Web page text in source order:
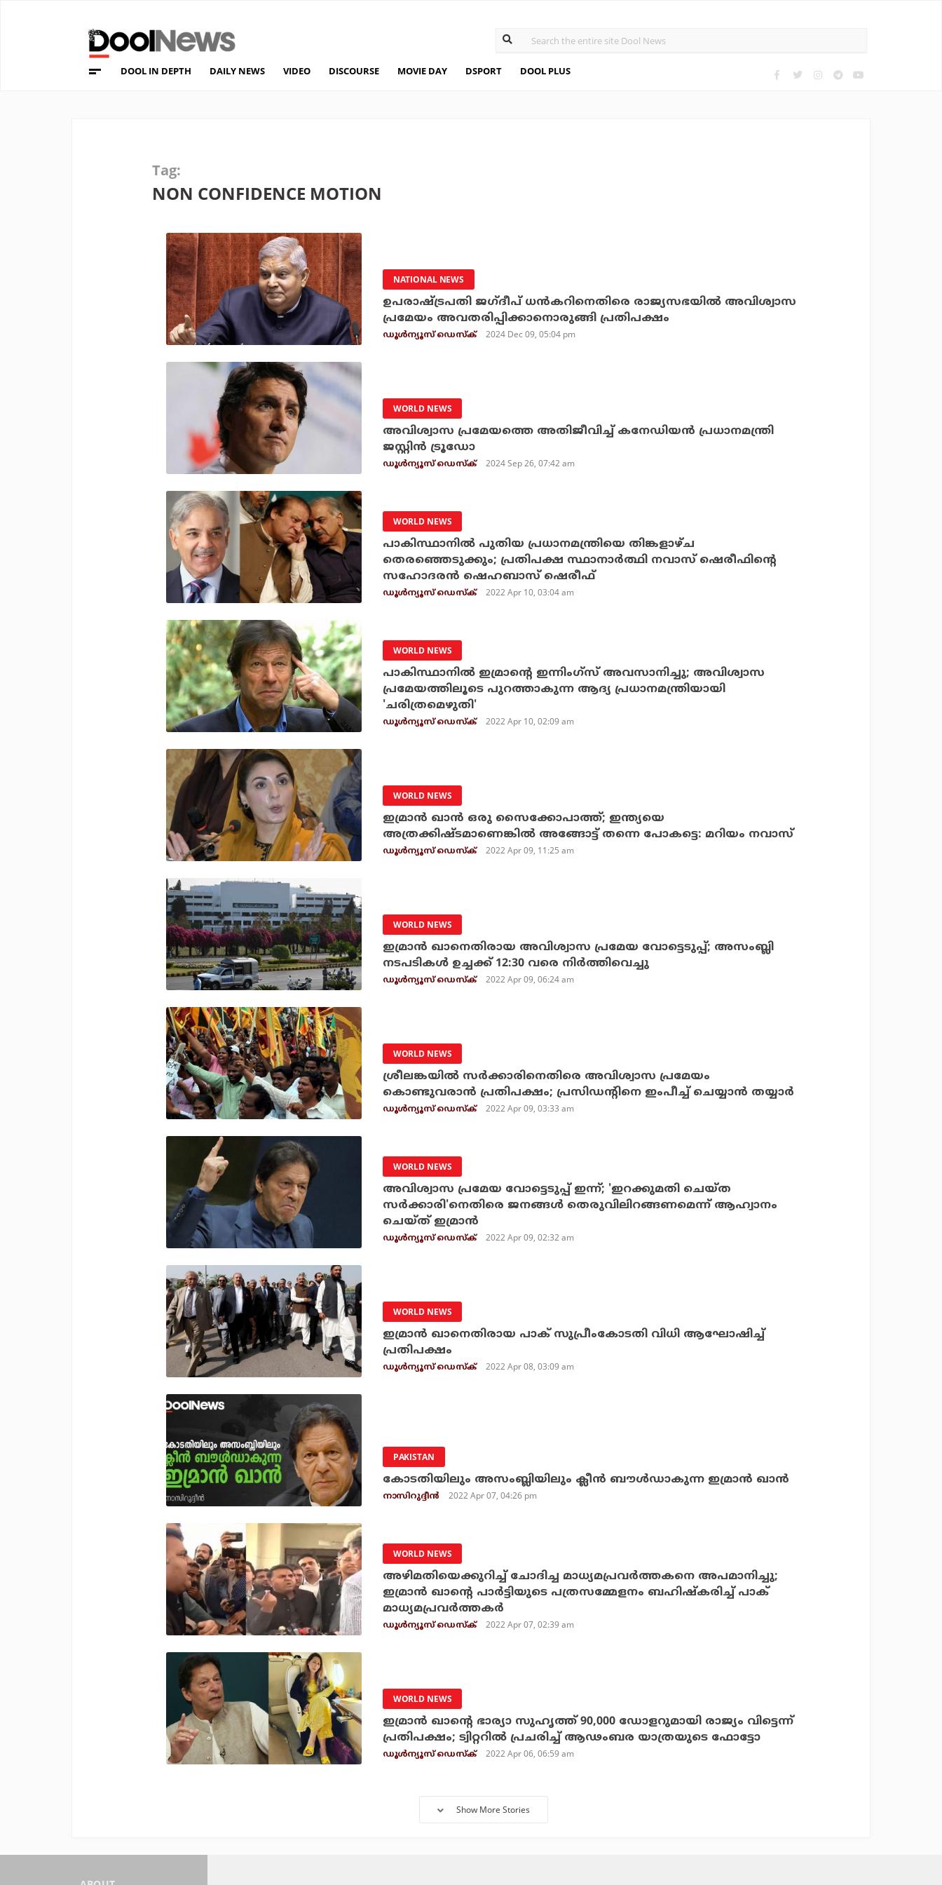
DOOL IN DEPTH DAILY NEWS VIDEO DISCOURSE MOVIE DAY DSPORT DOOL PLUS
Tag:
NON CONFIDENCE MOTION
NATIONAL NEWS
ഉപരാഷ്ട്രപതി ജഗ്ദീപ് ധന്‍കറിനെതിരെ രാജ്യസഭയില്‍ അവിശ്വാസ
പ്രമേയം അവതരിപ്പിക്കാനൊരുങ്ങി പ്രതിപക്ഷം
ഡൂള്‍ന്യൂസ് ഡെസ്‌ക് 2024 Dec 09, 05:04 pm
WORLD NEWS
അവിശ്വാസ പ്രമേയത്തെ അതിജീവിച്ച് കനേഡിയന്‍ പ്രധാനമന്ത്രി
ജസ്റ്റിന്‍ ട്രൂഡോ
ഡൂള്‍ന്യൂസ് ഡെസ്‌ക് 2024 Sep 26, 07:42 am
WORLD NEWS
പാകിസ്ഥാനില്‍ പുതിയ പ്രധാനമന്ത്രിയെ തിങ്കളാഴ്ച
തെരഞ്ഞെടുക്കും; പ്രതിപക്ഷ സ്ഥാനാര്‍ത്ഥി നവാസ് ഷെരീഫിന്റെ
സഹോദരന്‍ ഷെഹബാസ് ഷെരീഫ്
ഡൂള്‍ന്യൂസ് ഡെസ്‌ക് 2022 Apr 10, 03:04 am
WORLD NEWS
പാകിസ്ഥാനില്‍ ഇമ്രാന്റെ ഇന്നിംഗ്‌സ് അവസാനിച്ചു; അവിശ്വാസ
പ്രമേയത്തിലൂടെ പുറത്താകുന്ന ആദ്യ പ്രധാനമന്ത്രിയായി
'ചരിത്രമെഴുതി'
ഡൂള്‍ന്യൂസ് ഡെസ്‌ക് 2022 Apr 10, 02:09 am
WORLD NEWS
ഇമ്രാന്‍ ഖാന്‍ ഒരു സൈക്കോപാത്ത്; ഇന്ത്യയെ
അത്രക്കിഷ്ടമാണെങ്കില്‍ അങ്ങോട്ട് തന്നെ പോകട്ടെ: മറിയം നവാസ്
ഡൂള്‍ന്യൂസ് ഡെസ്‌ക് 2022 Apr 09, 11:25 am
WORLD NEWS
ഇമ്രാന്‍ ഖാനെതിരായ അവിശ്വാസ പ്രമേയ വോട്ടെടുപ്പ്; അസംബ്ലി
നടപടികള്‍ ഉച്ചക്ക് 12:30 വരെ നിര്‍ത്തിവെച്ചു
ഡൂള്‍ന്യൂസ് ഡെസ്‌ക് 2022 Apr 09, 06:24 am
WORLD NEWS
ശ്രീലങ്കയില്‍ സര്‍ക്കാരിനെതിരെ അവിശ്വാസ പ്രമേയം
കൊണ്ടുവരാന്‍ പ്രതിപക്ഷം; പ്രസിഡന്റിനെ ഇംപീച്ച് ചെയ്യാന്‍ തയ്യാര്‍
ഡൂള്‍ന്യൂസ് ഡെസ്‌ക് 2022 Apr 09, 03:33 am
WORLD NEWS
അവിശ്വാസ പ്രമേയ വോട്ടെടുപ്പ് ഇന്ന്; 'ഇറക്കുമതി ചെയ്ത
സര്‍ക്കാരി'നെതിരെ ജനങ്ങള്‍ തെരുവിലിറങ്ങണമെന്ന് ആഹ്വാനം
ചെയ്ത് ഇമ്രാന്‍
ഡൂള്‍ന്യൂസ് ഡെസ്‌ക് 2022 Apr 09, 02:32 am
WORLD NEWS
ഇമ്രാന്‍ ഖാനെതിരായ പാക് സുപ്രീംകോടതി വിധി ആഘോഷിച്ച്
പ്രതിപക്ഷം
ഡൂള്‍ന്യൂസ് ഡെസ്‌ക് 2022 Apr 08, 03:09 am
PAKISTAN
കോടതിയിലും അസംബ്ലിയിലും ക്ലീന്‍ ബൗള്‍ഡാകുന്ന ഇമ്രാന്‍ ഖാന്‍
നാസിറുദ്ദീന്‍ 2022 Apr 07, 04:26 pm
WORLD NEWS
അഴിമതിയെക്കുറിച്ച് ചോദിച്ച മാധ്യമപ്രവര്‍ത്തകനെ അപമാനിച്ചു;
ഇമ്രാന്‍ ഖാന്റെ പാര്‍ട്ടിയുടെ പത്രസമ്മേളനം ബഹിഷ്‌കരിച്ച് പാക്
മാധ്യമപ്രവര്‍ത്തകര്‍
ഡൂള്‍ന്യൂസ് ഡെസ്‌ക് 2022 Apr 07, 02:39 am
WORLD NEWS
ഇമ്രാന്‍ ഖാന്റെ ഭാര്യാ സുഹൃത്ത് 90,000 ഡോളറുമായി രാജ്യം വിട്ടെന്ന്
പ്രതിപക്ഷം; ട്വിറ്ററില്‍ പ്രചരിച്ച് ആഢംബര യാത്രയുടെ ഫോട്ടോ
ഡൂള്‍ന്യൂസ് ഡെസ്‌ക് 2022 Apr 06, 06:59 am
Show More Stories